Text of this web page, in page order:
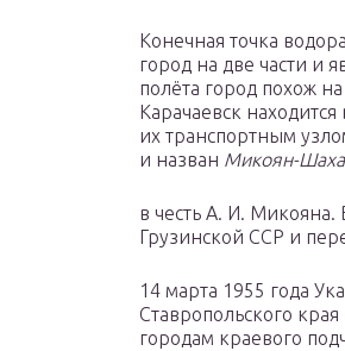
Конечная точка
город на две части и
полёта город похож
Карачаевск
их транспортным
и назван Микоян-
в честь А. И. Микояна.
Грузинской ССР и
14 марта 1955 года
Ставропольского
городам краевого